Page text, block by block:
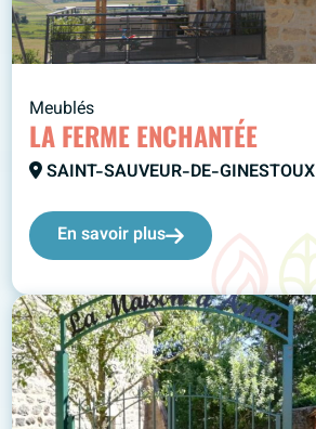
Meublés
LA FERME ENCHANTÉE
SAINT-SAUVEUR-DE-GINESTOUX
En savoir plus